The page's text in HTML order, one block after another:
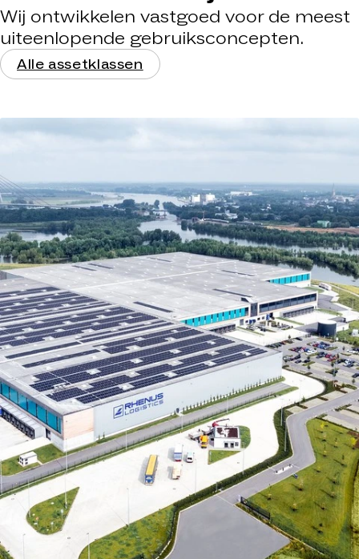
Wij ontwikkelen vastgoed voor de meest
uiteenlopende gebruiksconcepten.
Alle assetklassen